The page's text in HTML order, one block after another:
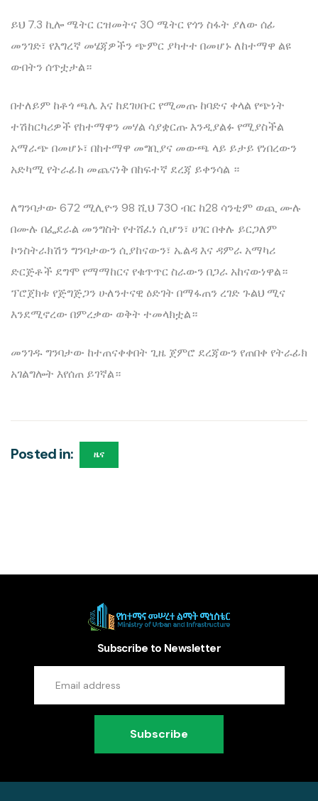
ይህ 7.3 ኪሎ ሜትር ርዝመትና 30 ሜትር የጎን ስፋት ያለው ሰፊ
መንገድ፣ የእግረኛ መሄጃዎችን ጭምር ያካተተ በመሆኑ ለከተማዋ ልዩ
ውበትን ሰጥቷታል።
በተለይም ከቶጎ ጫሌ እና ከደገሀቡር የሚመጡ ከባድና ቀላል የጭነት
ተሽከርካሪዎች የከተማዋን መሃል ሳያቋርጡ እንዲያልፉ የሚያስችል
አማራጭ በመሆኑ፣ በከተማዋ መግቢያና መውጫ ላይ ይታይ የነበረውን
አድካሚ የትራፊክ መጨናነቅ በከፍተኛ ደረጃ ይቀንሳል ።
ለግንባታው 672 ሚሊዮን 98 ሺህ 730 ብር ከ28 ሳንቲም ወጪ ሙሉ
በሙሉ በፌደራል መንግስት የተሸፈነ ሲሆን፣ ሀገር በቀሉ ይርጋለም
ኮንስትራክሽን ግንባታውን ሲያከናውን፣ ኤልዳ እና ዳምራ አማካሪ
ድርጅቶች ደግሞ የማማከርና የቁጥጥር ስራውን በጋራ አከናውነዋል።
ፕሮጀክቱ የጅግጅጋን ሁለንተናዊ ዕድገት በማፋጠን ረገድ ጉልህ ሚና
እንደሚኖረው በምረቃው ወቅት ተመላክቷል።
መንገዱ ግንባታው ከተጠናቀቀበት ጊዜ ጀምሮ ደረጃውን የጠበቀ የትራፊክ
አገልግሎት እየሰጠ ይገኛል።
Posted in: ዜና
Subscribe to Newsletter
Subscribe